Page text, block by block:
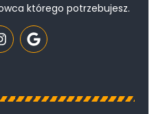
którego potrzebujesz.